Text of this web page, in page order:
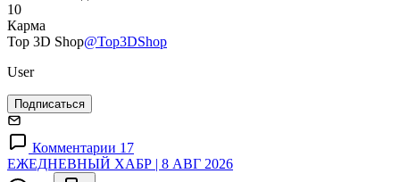
10
Карма
Top 3D Shop@Top3DShop
User
Подписаться
Комментарии 17
ЕЖЕДНЕВНЫЙ ХАБР | 8 АВГ 2026